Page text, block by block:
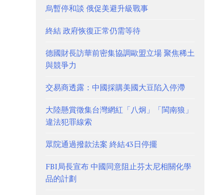
烏暫停和談 俄促美避升級戰事
終結 政府恢復正常仍需等待
德國財長訪華前密集協調歐盟立場 聚焦稀土
與競爭力
交易商透露：中國採購美國大豆陷入停滯
大陸懸賞徵集台灣網紅「八炯」「閩南狼」
違法犯罪線索
眾院通過撥款法案 終結43日停擺
FBI局長宣布 中國同意阻止芬太尼相關化學
品的計劃